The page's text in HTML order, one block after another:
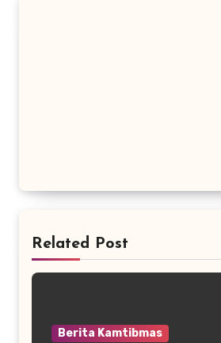
Related Post
Berita Kamtibmas